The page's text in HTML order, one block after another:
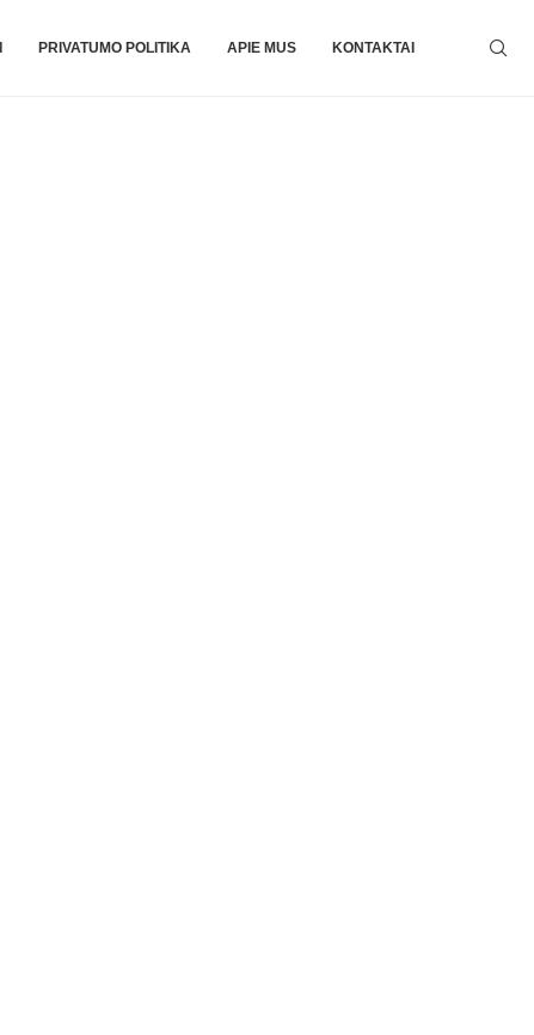
PRIVATUMO POLITIKA APIE MUS KONTAKTAI